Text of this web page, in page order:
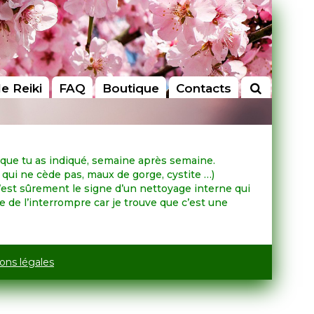
Reiki FAQ Boutique Contacts
tu as indiqué, semaine après semaine.
ne cède pas, maux de gorge, cystite …)
sûrement le signe d’un nettoyage interne qui
l’interrompre car je trouve que c’est une
légales